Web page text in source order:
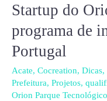
Startup do
programa de
Portugal
Acate, Cocreation, Dicas,
Prefeitura, Projetos,
Orion Parque Tecnológico
Startup
Orion
participa
de
programa